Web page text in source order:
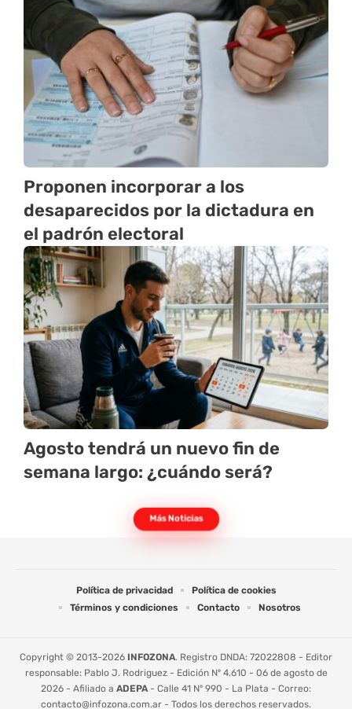
Proponen incorporar a los
desaparecidos por la dictadura en
el padrón electoral
Agosto tendrá un nuevo fin de
semana largo: ¿cuándo será?
Más Noticias
Política de privacidad
Política de cookies
Términos y condiciones
Contacto Nosotros
Copyright © 2013-2026 INFOZONA. Registro DNDA: 72022808 - Editor
responsable: Pablo J. Rodriguez - Edición Nº 4.610 - 06 de agosto de
2026 - Afiliado a ADEPA- Calle 41 Nº 990 - La Plata - Correo:
contacto@infozona.com.ar - Todos los derechos reservados.